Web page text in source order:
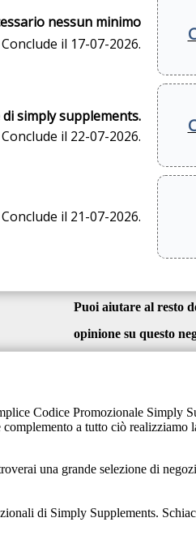
nessun minimo
Conclude il 17-07-2026.
simply supplements.
Conclude il 22-07-2026.
Conclude il 21-07-2026.
Puoi aiutare al resto
opinione su questo
Codice Promozionale Simply
a tutto ciò realizziamo
una grande selezione di
di Simply Supplements.